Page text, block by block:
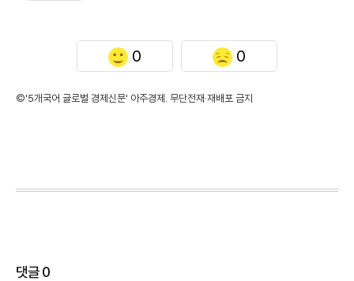
0 0
©'5개국어 글로벌 경제신문' 아주경제. 무단전재·재배포 금지
댓글0